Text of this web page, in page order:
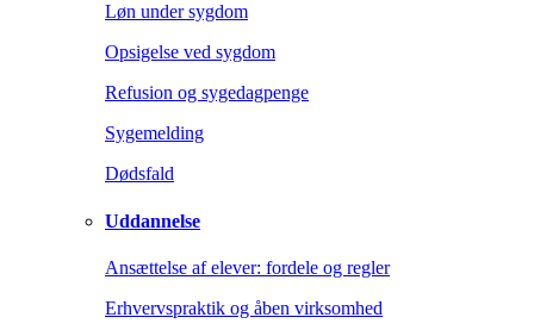
Løn under sygdom
Opsigelse ved sygdom
Refusion og sygedagpenge
Sygemelding
Dødsfald
Uddannelse
Ansættelse af elever: fordele og regler
Erhvervspraktik og åben virksomhed